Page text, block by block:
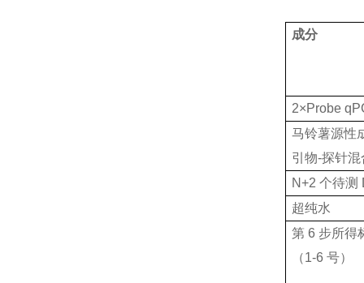
成分
2×Probe
马铃薯源性
引物-探针混
N+2 个待测
超纯水
第 6 步所得
（1-6 号）